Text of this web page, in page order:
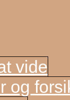
vide
og